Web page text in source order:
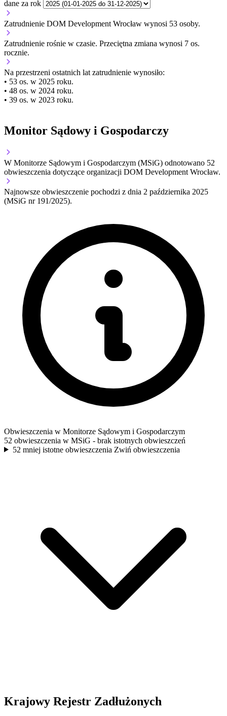
dane za rok
Zatrudnienie DOM Development Wrocław wynosi 53 osoby.
Zatrudnienie rośnie w czasie. Przeciętna zmiana wynosi 7 os.
rocznie.
Na przestrzeni ostatnich lat zatrudnienie wynosiło:
• 53 os. w 2025 roku.
• 48 os. w 2024 roku.
• 39 os. w 2023 roku.
Monitor Sądowy i Gospodarczy
W Monitorze Sądowym i Gospodarczym (MSiG) odnotowano 52
obwieszczenia dotyczące organizacji DOM Development Wrocław.
Najnowsze obwieszczenie pochodzi z dnia 2 października 2025
(MSiG nr 191/2025).
Obwieszczenia w Monitorze Sądowym i Gospodarczym
52 obwieszczenia w MSiG - brak istotnych obwieszczeń
52 mniej istotne obwieszczenia Zwiń obwieszczenia
Krajowy Rejestr Zadłużonych